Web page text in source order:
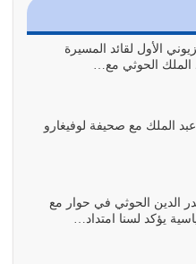
عن كتاب الله والتعدي
عن ذكر الله وعن هدى الله
وطاعة للشيطان كلما كانوا
الأول لقائد المسيرة
الملك الحوثي مع…
الملك مع صحيفة لوفيغارو
الدين الحوثي في حوار مع
يؤكد لسنا امتداد…